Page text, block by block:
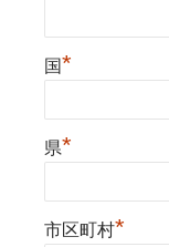
国*
県*
市区町村*